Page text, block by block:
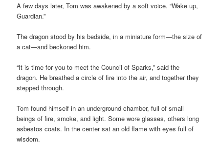
A few days later, Tom was awakened by a soft voice. “Wake up,
Guardian.”
The dragon stood by his bedside, in a miniature form—the size of
a cat—and beckoned him.
“It is time for you to meet the Council of Sparks,” said the
dragon. He breathed a circle of fire into the air, and together they
stepped through.
Tom found himself in an underground chamber, full of small
beings of fire, smoke, and light. Some wore glasses, others long
asbestos coats. In the center sat an old flame with eyes full of
wisdom.